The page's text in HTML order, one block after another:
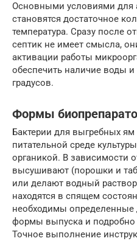
Основными условиями для
становятся достаточное
температура. Сразу после
септик не имеет смысла,
активации работы
обеспечить наличие воды и
градусов.
Формы
Бактерии для выгребных
питательной среде
органикой. В зависимости
высушивают (порошки и
или делают водный
находятся в спящем
необходимы определенные
формы выпуска и подробно
Точное выполнение